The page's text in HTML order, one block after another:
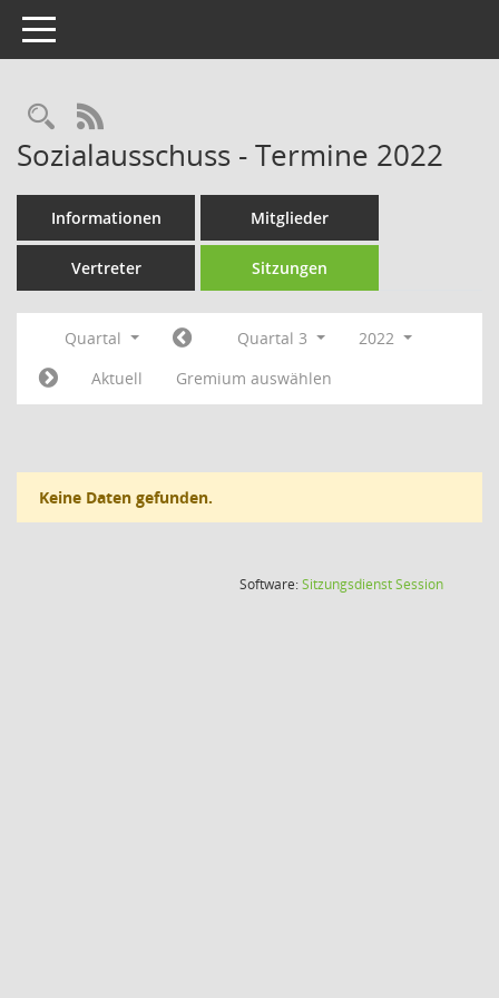
Toggle navigation
Rechercheauswahl
RSS-Feed
Sozialausschuss - Termine 2022
Informationen Mitglieder
Vertreter Sitzungen
Quartal Quartal 3
2022
Aktuell
Gremium auswählen
Keine Daten gefunden.
Software:SitzungsdienstSession(Wird in